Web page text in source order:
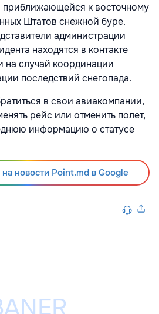
к восточному
Штатов снежной буре.
администрации
находятся в контакте
на случай координации
последствий снегопада.
в свои авиакомпании,
рейс или отменить полет,
информацию о статусе
новости Point.md в Google